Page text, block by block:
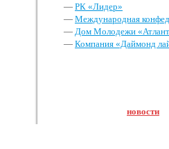
— РК «Лидер»
— Международная
— Дом Молодежи
— Компания «Даймонд
новости